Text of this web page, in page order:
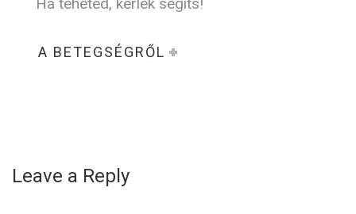
A BETEGSÉGRŐL
Leave a Reply